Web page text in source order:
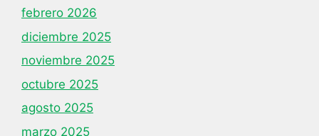
febrero 2026
diciembre 2025
noviembre 2025
octubre 2025
agosto 2025
marzo 2025